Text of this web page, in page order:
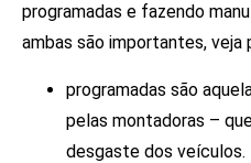
programadas e fazendo
ambas são importantes, veja
programadas são
pelas montadoras –
desgaste dos veículos.